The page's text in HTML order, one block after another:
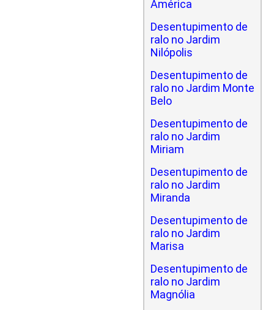
América
Desentupimento de
ralo no Jardim
Nilópolis
Desentupimento de
ralo no Jardim Monte
Belo
Desentupimento de
ralo no Jardim
Miriam
Desentupimento de
ralo no Jardim
Miranda
Desentupimento de
ralo no Jardim
Marisa
Desentupimento de
ralo no Jardim
Magnólia